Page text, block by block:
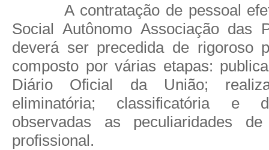
A contratação de pessoal
Social Autônomo Associação das
deverá ser precedida de rigoroso
composto por várias etapas:
Diário Oficial da União;
eliminatória; classificatória e
observadas as peculiaridades
profissional.